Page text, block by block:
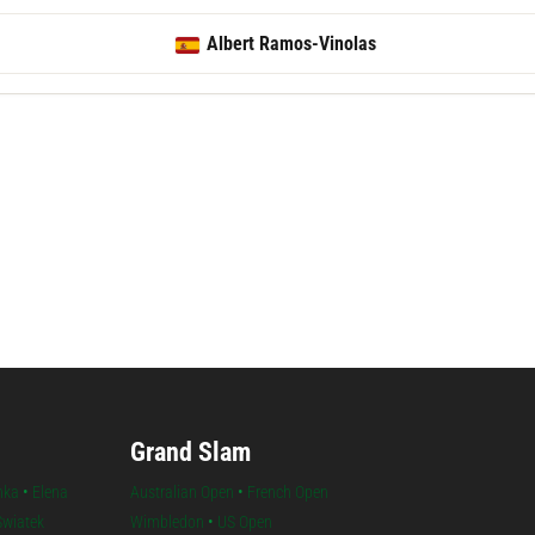
Albert Ramos-Vinolas
• Elena
Grand Slam
Australian Open • French Open
Wimbledon • US Open